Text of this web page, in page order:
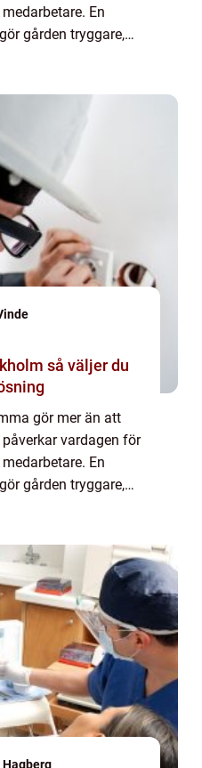
En
gården tryggare,
du
gör mer än att
vardagen för
En
gården tryggare,
Hagberg